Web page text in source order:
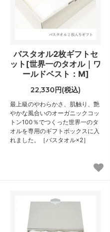
バスタオル2枚ギフトセ
ット[世界一のタオル｜ワ
ールドベスト：M]
22,330円(税込)
最上級のやわらかさ、肌触り、艶
やかな風合いのオーガニックコッ
トン100％でつくった世界一のタ
オルを専用のギフトボックスに入
れました。［バスタオル×2］